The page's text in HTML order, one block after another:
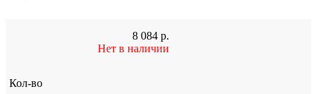
8 084 р.
Нет в наличии
Кол-во